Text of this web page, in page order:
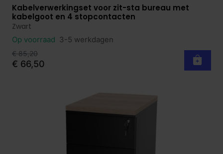
Bekijk product
Kabelverwerkingset voor zit-sta bureau met
kabelgoot en 4 stopcontacten
Zwart
Op voorraad 3-5 werkdagen
€ 85,20
€ 66,50